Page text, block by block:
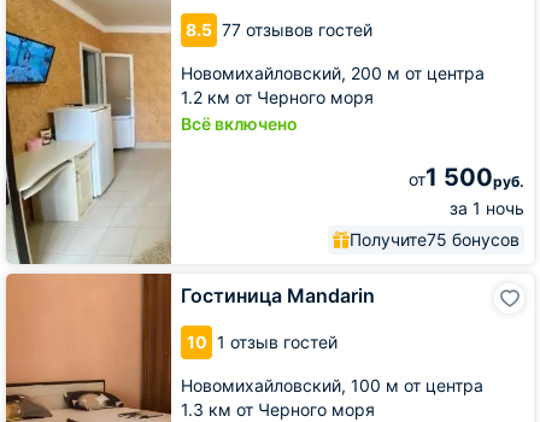
8.5 77 отзывов гостей
Новомихайловский, 200 м от центра
1.2 км от Черного моря
Всё включено
от1 500руб.
за 1 ночь
Получите75 бонусов
Маргарита
Гостиница Mandarin
10 1 отзыв гостей
Новомихайловский, 100 м от центра
1.3 км от Черного моря
Гостиница